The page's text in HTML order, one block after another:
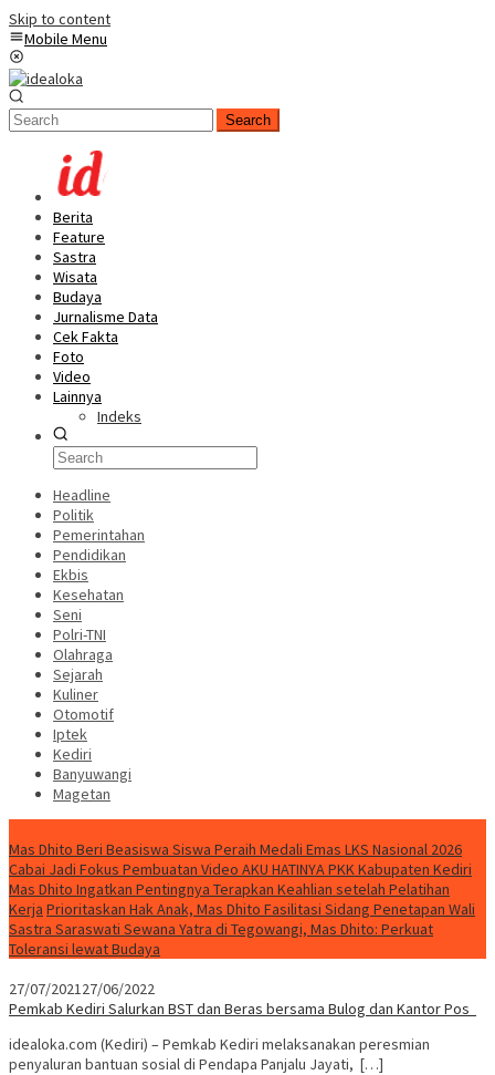
Skip to content
Mobile Menu
Search
Berita
Feature
Sastra
Wisata
Budaya
Jurnalisme Data
Cek Fakta
Foto
Video
Lainnya
Indeks
Headline
Politik
Pemerintahan
Pendidikan
Ekbis
Kesehatan
Seni
Polri-TNI
Olahraga
Sejarah
Kuliner
Otomotif
Iptek
Kediri
Banyuwangi
Magetan
Mas Dhito Beri Beasiswa Siswa Peraih Medali Emas LKS Nasional 2026
Cabai Jadi Fokus Pembuatan Video AKU HATINYA PKK Kabupaten Kediri
Mas Dhito Ingatkan Pentingnya Terapkan Keahlian setelah Pelatihan
Kerja Prioritaskan Hak Anak, Mas Dhito Fasilitasi Sidang Penetapan Wali
Sastra Saraswati Sewana Yatra di Tegowangi, Mas Dhito: Perkuat
Toleransi lewat Budaya
27/07/202127/06/2022
Pemkab Kediri Salurkan BST dan Beras bersama Bulog dan Kantor Pos
idealoka.com (Kediri) – Pemkab Kediri melaksanakan peresmian
penyaluran bantuan sosial di Pendapa Panjalu Jayati, […]